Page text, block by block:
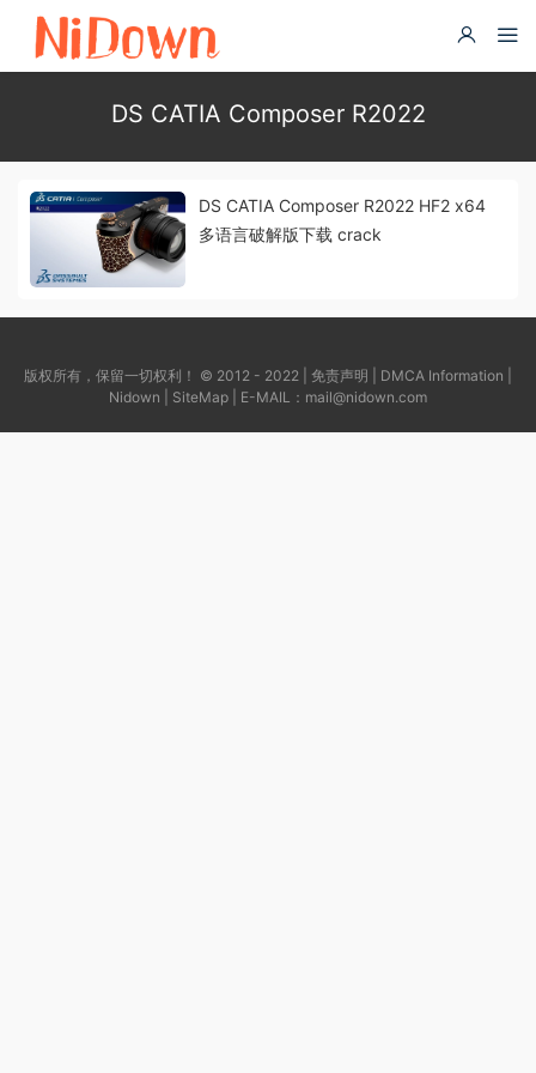
DS CATIA Composer R2022
DS CATIA Composer R2022 HF2 x64
多语言破解版下载 crack
版权所有，保留一切权利！ © 2012 - 2022 | 免责声明 DMCA Information
Nidown
SiteMap | E-MAIL： mail@nidown.com